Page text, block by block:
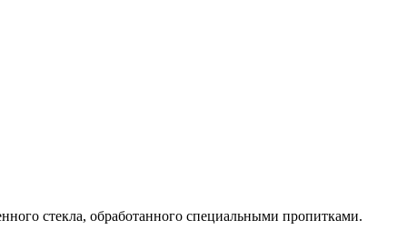
стекла, обработанного специальными пропитками.